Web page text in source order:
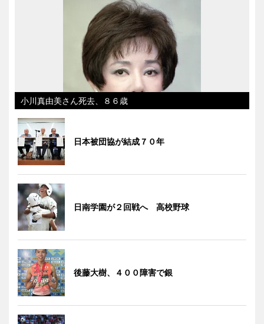
小川真由美さん死去、８６歳
日本被団協が結成７０年
日南学園が２回戦へ 高校野球
後藤大樹、４００障害で銀